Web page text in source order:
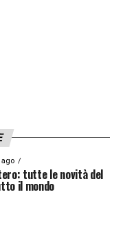
tutte le novità del
il mondo